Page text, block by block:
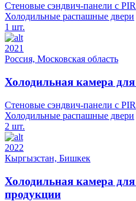
Стеновые сэндвич-панели с
Холодильные распашные двери
1 шт.
2021
Россия, Московская область
Холодильная камера
Стеновые сэндвич-панели с
Холодильные распашные двери
2 шт.
2022
Кыргызстан, Бишкек
Холодильная камера
продукции